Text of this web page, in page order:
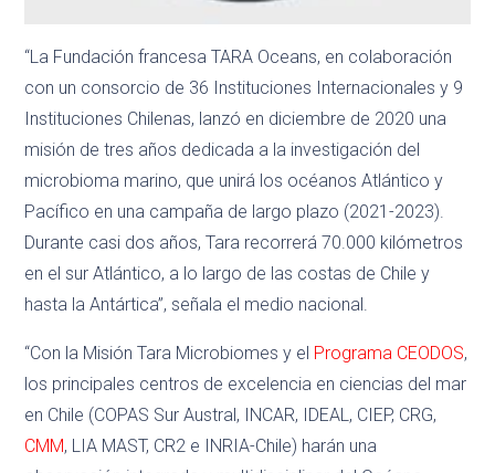
“La Fundación francesa TARA Oceans, en colaboración
con un consorcio de 36 Instituciones Internacionales y 9
Instituciones Chilenas, lanzó en diciembre de 2020 una
misión de tres años dedicada a la investigación del
microbioma marino, que unirá los océanos Atlántico y
Pacífico en una campaña de largo plazo (2021-2023).
Durante casi dos años, Tara recorrerá 70.000 kilómetros
en el sur Atlántico, a lo largo de las costas de Chile y
hasta la Antártica”, señala el medio nacional.
“Con la Misión Tara Microbiomes y el Programa CEODOS,
los principales centros de excelencia en ciencias del mar
en Chile (COPAS Sur Austral, INCAR, IDEAL, CIEP, CRG,
CMM, LIA MAST, CR2 e INRIA-Chile) harán una